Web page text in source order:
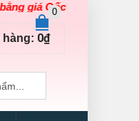
cho các sản phẩm
0
hàng: 0₫